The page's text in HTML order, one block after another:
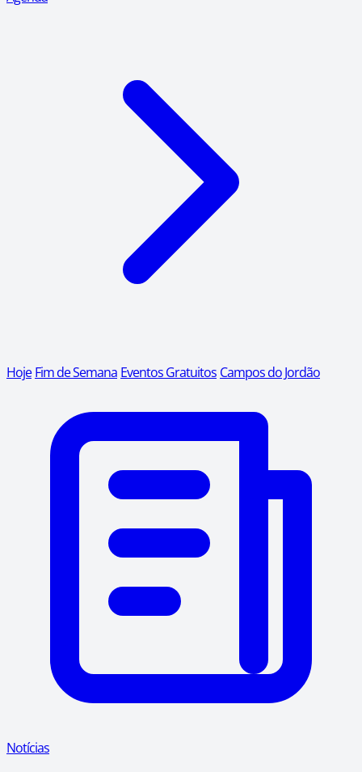
Hoje Fim de Semana Eventos Gratuitos Campos do Jordão
Notícias